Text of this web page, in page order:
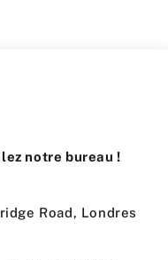
notre bureau !
Road, Londres